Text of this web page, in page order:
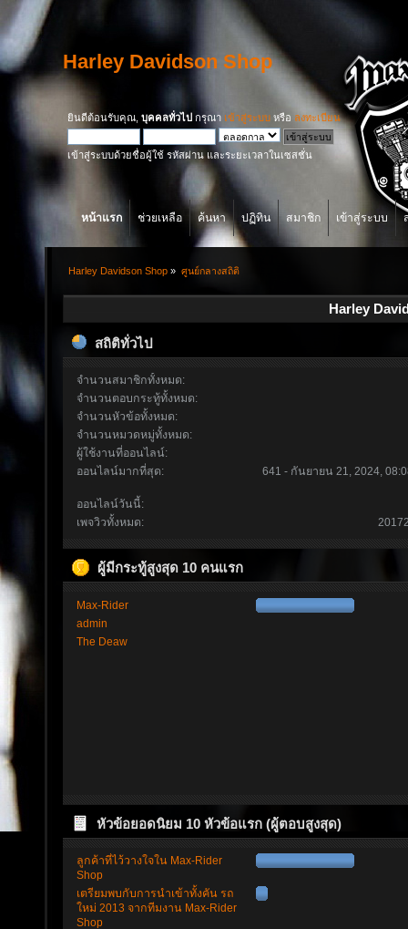
Harley Davidson Shop
ยินดีต้อนรับคุณ, บุคคลทั่วไป กรุณา เข้าสู่ระบบ หรือ ลงทะเบียน
เข้าสู่ระบบด้วยชื่อผู้ใช้ รหัสผ่าน และระยะเวลาในเซสชั่น
หน้าแรก ช่วยเหลือ ค้นหา ปฏิทิน สมาชิก เข้าสู่ระบบ
Harley Davidson Shop » ศูนย์กลางสถิติ
Harley
สถิติทั่วไป
จำนวนสมาชิกทั้งหมด:
จำนวนตอบกระทู้ทั้งหมด:
จำนวนหัวข้อทั้งหมด:
จำนวนหมวดหมู่ทั้งหมด:
ผู้ใช้งานที่ออนไลน์:
ออนไลน์มากที่สุด:
641 - กันยายน 21, 2024,
ออนไลน์วันนี้:
เพจวิวทั้งหมด:
ผู้มีกระทู้สูงสุด 10 คนแรก
Max-Rider
admin
The Deaw
หัวข้อยอดนิยม 10 หัวข้อแรก (ผู้ตอบสูงสุด)
ลูกค้าที่ไว้วางใจใน Max-Rider
Shop
เตรียมพบกับการนำเข้าทั้งคัน รถ
ใหม่ 2013 จากทีมงาน Max-Rider
Shop